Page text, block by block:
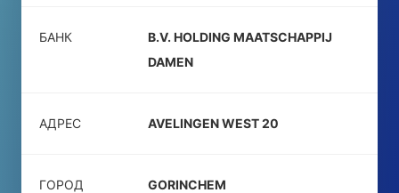
БАНК
B.V. HOLDING MAATSCHAPPIJ
DAMEN
АДРЕС AVELINGEN WEST 20
ГОРОД GORINCHEM